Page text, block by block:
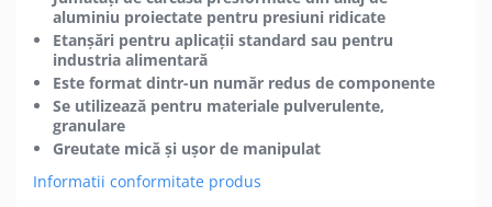
aluminiu proiectate pentru presiuni ridicate
Etanşări pentru aplicaţii standard sau pentru
industria alimentară
Este format dintr-un număr redus de componente
Se utilizează pentru materiale pulverulente,
granulare
Greutate mică şi uşor de manipulat
Informatii conformitate produs